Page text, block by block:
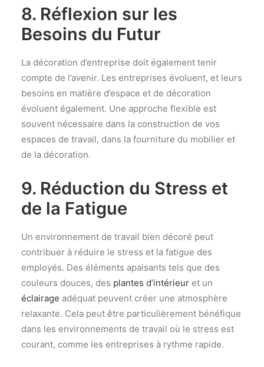
8. Réflexion sur les
Besoins du Futur
La décoration d’entreprise doit également tenir
compte de l’avenir. Les entreprises évoluent, et leurs
besoins en matière d’espace et de décoration
évoluent également. Une approche flexible est
souvent nécessaire dans la construction de vos
espaces de travail, dans la fourniture du mobilier et
de la décoration.
9. Réduction du Stress et
de la Fatigue
Un environnement de travail bien décoré peut
contribuer à réduire le stress et la fatigue des
employés. Des éléments apaisants tels que des
couleurs douces, des plantes d’intérieur et un
éclairage adéquat peuvent créer une atmosphère
relaxante. Cela peut être particulièrement bénéfique
dans les environnements de travail où le stress est
courant, comme les entreprises à rythme rapide.